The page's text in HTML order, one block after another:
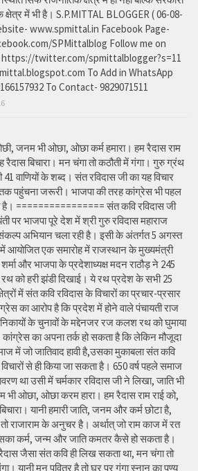
क्षेत्र में भी है। S.P.MITTAL BLOGGER ( 06-08-
www.spmittal.in Facebook Page-
SPMittalblog Follow me on
twitter.com/spmittalblogger?s=11
To Add in WhatsApp
To Contact- 9829071511
जनम भी ओछा, ओछा कर्म हमारा। हम रैदास राम
रैदास बिचारा। मन चंगा तो कठौती में गंगा। गुरु ग्रंथ
41 वाणियों के शब्द। संत रविदास जी का यह विचार
पहुंचना जरूरी। भाजपा की तरह कांग्रेस भी पहल
================ संत कवि रविदास जी
पर भाजपा पूरे देश में श्री गुरु रविदास महाराज
अभियान चला रही है। इसी के अंतर्गत 5 अगस्त
आयोजित एक समारोह में राजस्थान के मुख्यमंत्री
और भाजपा के प्रदेशाध्यक्ष मदन राठौड़ ने 245
को हरी झंडी दिखाई। ये रथ प्रदेश के सभी 25
में संत कवि रविदास के विचारों का प्रचार-प्रसार
का आरोप है कि प्रदेश में होने वाले पंचायती राज
के चुनावों के मद्देनजर रज कलश रथ को घुमाया
कांग्रेस का अपना तर्क हो सकता है कि लेकिन मौजूदा
में जो जातिवाद हावी है,उसका मुकाबला संत कवि
से ही किया जा सकता है। 650 वर्ष पहले समाज
था उसी में चर्मकार रविदास जी ने लिखा, जाति भी
ओछा, ओछा करम हारा। हम रैदास राम राई को,
यानी हमारी जाति, जनम और कर्म छोटा है,
राजाराम के अनुचर है। अर्थात् जो राम काज में रत
कर्म, जन्म और जाति कमतर कैसे हो सकता है।
जैसा संत कवि ही लिख सकता था, मन चंगा तो
यानी मन पवित्र है तो घर पर गंगा स्नान का पुण्य